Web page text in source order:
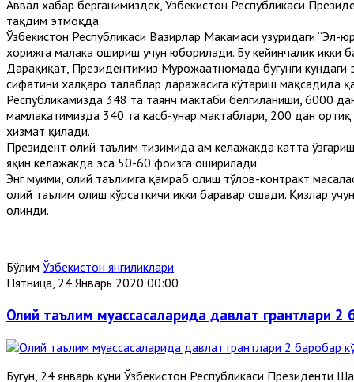
Аввал хабар берганимиздек, Ўзбекистон Республикаси
тақдим этмоқда.
Ўзбекистон Республикаси Вазирлар Маҳкамаси ҳузуридаги
хорижга малака ошириш учун юборилади. Бу кейинчалик икки
Дарҳақиқат, Президентимиз Мурожаатномада бугунги кундаги
сифатини халқаро талаблар даражасига кўтариш мақсадида
Республикамизда 348 та таянч мактаби белгиланиши, 6000
мамлакатимизда 340 та касб-ҳунар мактаблари, 200 дан
хизмат қилади.
Президент олий таълим тизимида ҳам келажакда катта
яқин келажакда эса 50-60 фоизга оширилади.
Энг муҳими, олий таълимга қамраб олиш тўлов-контракт
олий таълим олиш кўрсаткичи икки баравар ошади. Қизлар
олинди.
Бўлим Ўзбекистон янгиликлари
Пятница, 24 Январь 2020 00:00
Олий таълим муассасаларида давлат грантлари 2
Бугун, 24 январь куни Ўзбекистон Республикаси